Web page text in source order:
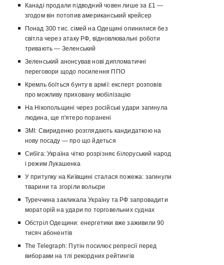
Канаді продали підводний човен лише за £1 —
згодом він потопив американський крейсер
Понад 300 тис. сімей на Одещині опинилися без
світла через атаку РФ, відновлювальні роботи
тривають — Зеленський
Зеленський анонсував нові дипломатичні
переговори щодо посилення ППО
Кремль боїться бунту в армії: експерт розповів
про можливу приховану мобілізацію
На Нікопольщині через російські удари загинула
людина, ще п'ятеро поранені
ЗМІ: Свириденко розглядають кандидаткою на
нову посаду — про що йдеться
Сибіга: Україна чітко розрізняє білоруський народ
і режим Лукашенка
У притулку на Київщині сталася пожежа: загинули
тварини та згоріли вольєри
Туреччина закликала Україну та РФ запровадити
мораторій на удари по торговельних суднах
Обстріл Одещини: енергетики вже заживили 90
тисяч абонентів
The Telegraph: Путін посилює репресії перед
виборами на тлі рекордних рейтингів